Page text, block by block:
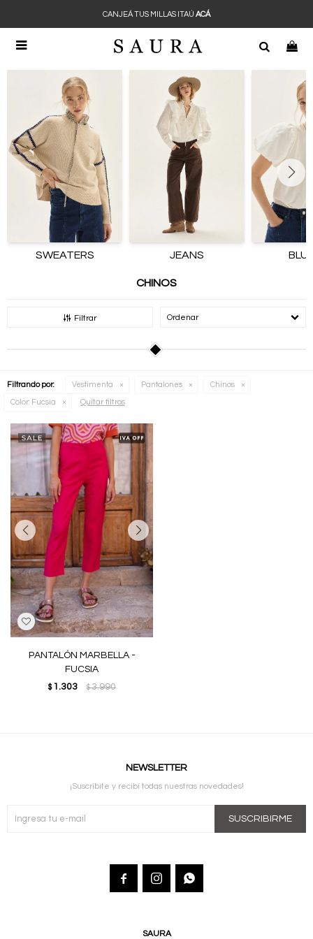

CANJEÁ TUS MILLAS ITAÚ ACÁ
SWEATERS JEANS
CHINOS
Filtrar Recomendados
Filtrando por: Vestimenta Pantalones Chinos
Color: Fucsia Quitar filtros
PANTALÓN MARBELLA -
FUCSIA
$ 1.303 $3.990
SAURA
NEWSLETTER
¡Suscribite y recibí todas nuestras novedades!
SUSCRIBIRME
  